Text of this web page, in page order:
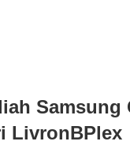
Samsung
LivronBPlex